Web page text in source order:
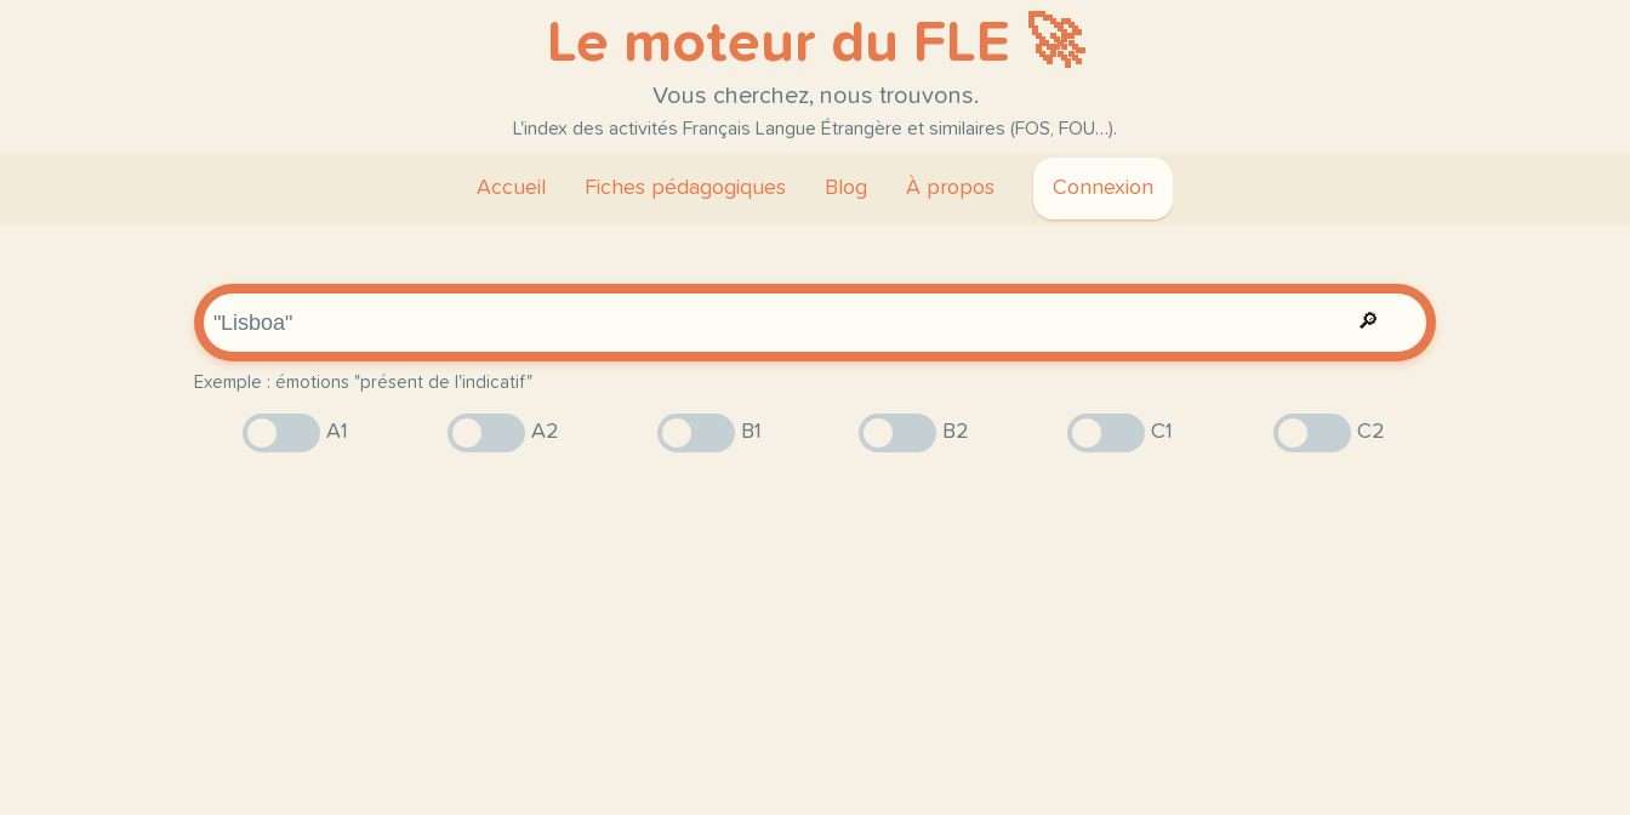
Le moteur du FLE 🚀
Vous cherchez, nous trouvons.
L'index des activités Français Langue Étrangère et similaires (FOS, FOU…).
Accueil Fiches pédagogiques Blog À propos Connexion
🔎
Exemple : émotions "présent de l'indicatif"
A1 A2 B1 B2 C1 C2